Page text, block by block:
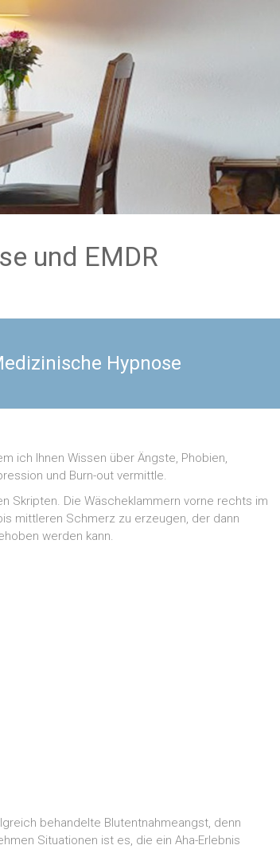
und EMDR
Hypnose
ich Ihnen Wissen über Ängste, Phobien,
und Burn-out vermittle.
Skripten. Die Wäscheklammern vorne rechts im
mittleren Schmerz zu erzeugen, der dann
werden kann.
behandelte Blutentnahmeangst, denn
Situationen ist es, die ein Aha-Erlebnis